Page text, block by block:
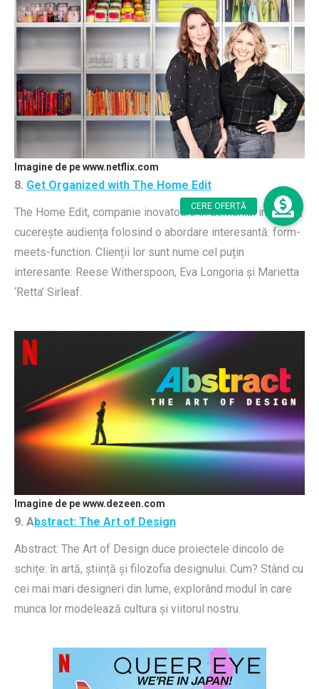
Imagine de pe www.netflix.com
8. Get Organized with The Home Edit
The Home Edit, companie inovatoare în domeniul imobiliar,
cucerește audiența folosind o abordare interesantă: form-
meets-function. Clienții lor sunt nume cel puțin
interesante: Reese Witherspoon, Eva Longoria și Marietta
‘Retta’ Sirleaf.
Imagine de pe www.dezeen.com
9. Abstract: The Art of Design
Abstract: The Art of Design duce proiectele dincolo de
schițe: în artă, știință și filozofia designului. Cum? Stând cu
cei mai mari designeri din lume, explorând modul în care
munca lor modelează cultura și viitorul nostru.